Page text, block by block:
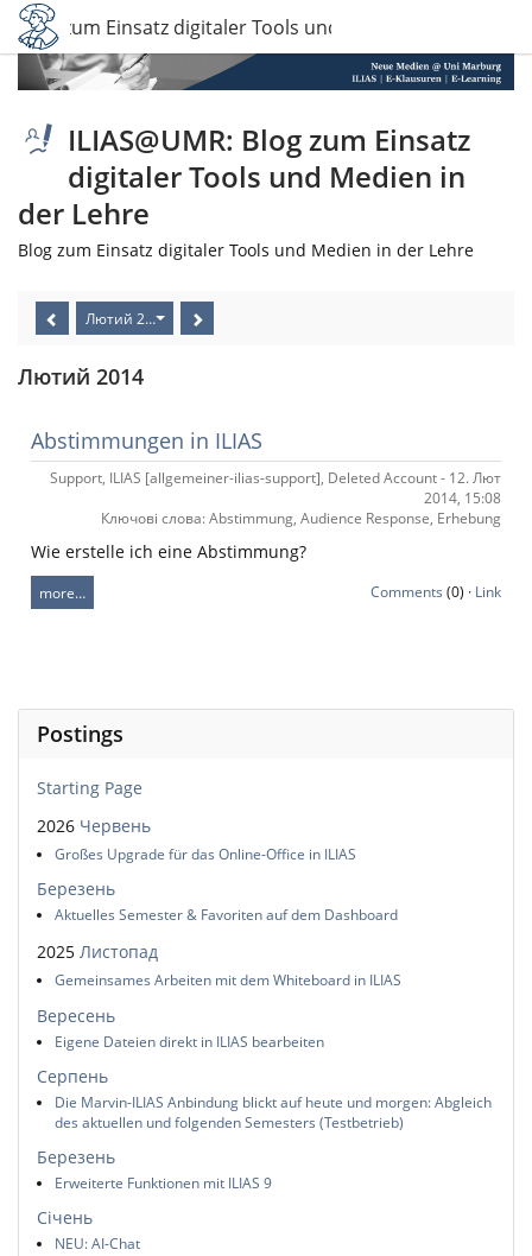
Blog zum Einsatz digitaler Tools und Medien in der Lehre
ILIAS@UMR: Blog zum Einsatz
digitaler Tools und Medien in
der Lehre
Blog zum Einsatz digitaler Tools und Medien in der Lehre
Лютий 2014
Лютий 2014
Abstimmungen in ILIAS
Support, ILIAS [allgemeiner-ilias-support], Deleted Account - 12. Лют
2014, 15:08
Ключові слова: Abstimmung, Audience Response, Erhebung
Wie erstelle ich eine Abstimmung?
more… Comments (0) · Link
Postings
Starting Page
2026 Червень
Großes Upgrade für das Online-Office in ILIAS
Березень
Aktuelles Semester & Favoriten auf dem Dashboard
2025 Листопад
Gemeinsames Arbeiten mit dem Whiteboard in ILIAS
Вересень
Eigene Dateien direkt in ILIAS bearbeiten
Серпень
Die Marvin-ILIAS Anbindung blickt auf heute und morgen: Abgleich
des aktuellen und folgenden Semesters (Testbetrieb)
Березень
Erweiterte Funktionen mit ILIAS 9
Січень
NEU: AI-Chat